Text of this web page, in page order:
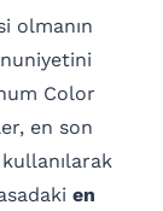
olmanın
Color
en son
en